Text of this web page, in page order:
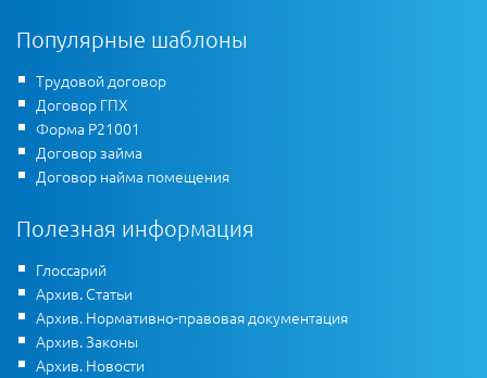
Популярные шаблоны
Трудовой договор
Договор ГПХ
Форма Р21001
Договор займа
Договор найма помещения
Полезная информация
Глоссарий
Архив. Статьи
Архив. Нормативно-правовая документация
Архив. Законы
Архив. Новости